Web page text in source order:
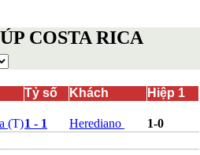
Belarus
Bắc Macedonia
Bỉ
Croatia
Estonia
Georgia
COSTA RICA
Tỷ số Khách
Hiệp 1
(T)1 - 1 Herediano
1-0